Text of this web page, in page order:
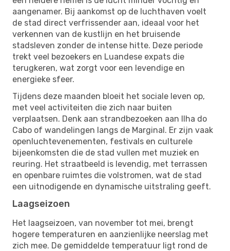
aangenamer. Bij aankomst op de luchthaven voelt
de stad direct verfrissender aan, ideaal voor het
verkennen van de kustlijn en het bruisende
stadsleven zonder de intense hitte. Deze periode
trekt veel bezoekers en Luandese expats die
terugkeren, wat zorgt voor een levendige en
energieke sfeer.
Tijdens deze maanden bloeit het sociale leven op,
met veel activiteiten die zich naar buiten
verplaatsen. Denk aan strandbezoeken aan Ilha do
Cabo of wandelingen langs de Marginal. Er zijn vaak
openluchtevenementen, festivals en culturele
bijeenkomsten die de stad vullen met muziek en
reuring. Het straatbeeld is levendig, met terrassen
en openbare ruimtes die volstromen, wat de stad
een uitnodigende en dynamische uitstraling geeft.
Laagseizoen
Het laagseizoen, van november tot mei, brengt
hogere temperaturen en aanzienlijke neerslag met
zich mee. De gemiddelde temperatuur ligt rond de